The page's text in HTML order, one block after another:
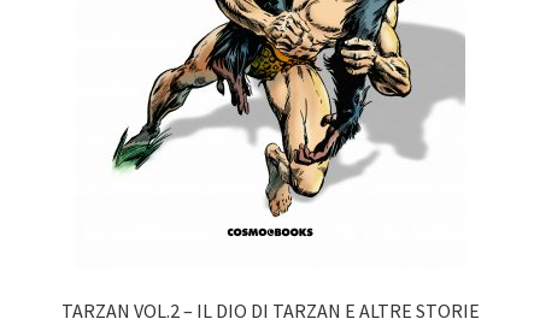
TARZAN VOL.2 – IL DIO DI TARZAN E ALTRE STORIE